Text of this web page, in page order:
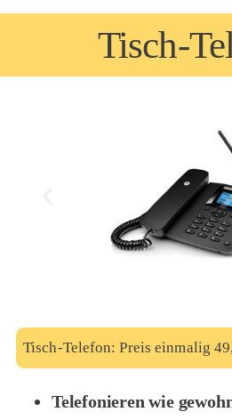
Tisch-
Tisch-Telefon: Preis einmalig
Telefonieren wie